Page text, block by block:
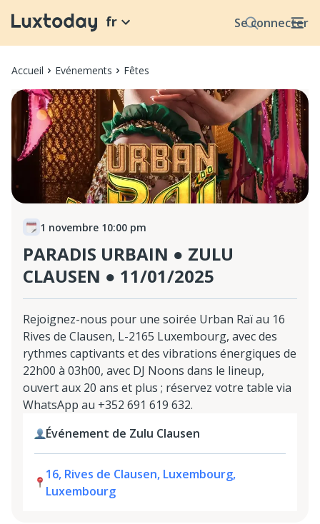
Se connecter
fr
Accueil Evénements Fêtes
1 novembre 10:00 pm
PARADIS URBAIN ● ZULU
CLAUSEN ● 11/01/2025
Rejoignez-nous pour une soirée Urban Raï au 16
Rives de Clausen, L-2165 Luxembourg, avec des
rythmes captivants et des vibrations énergiques de
22h00 à 03h00, avec DJ Noons dans le lineup,
ouvert aux 20 ans et plus ; réservez votre table via
WhatsApp au +352 691 619 632.
Événement de Zulu Clausen
16, Rives de Clausen, Luxembourg,
Luxembourg